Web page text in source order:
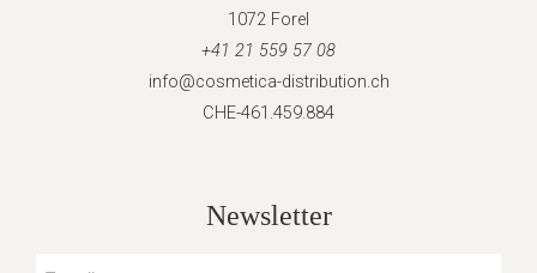
1072 Forel
+41 21 559 57 08
info@cosmetica-distribution.ch
CHE-461.459.884
Newsletter